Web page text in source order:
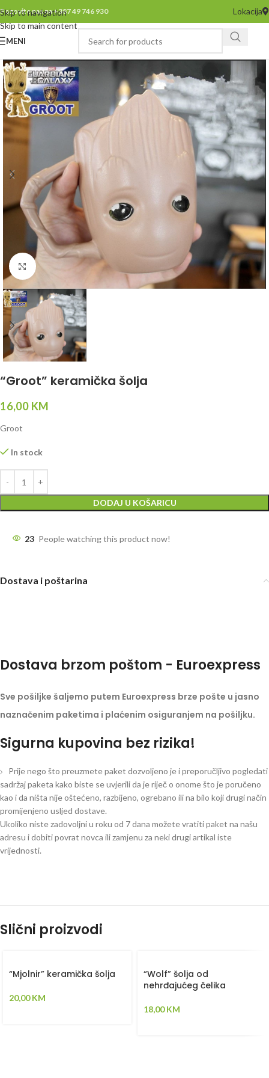
Skip to navigation
Skip to main content
Pozovite nas na +387 49 746 930 Lokacija
MENI
Click to enlarge
“Groot” keramička šolja
16,00 KM
Groot
In stock
DODAJ U KOŠARICU
23 People watching this product now!
Dostava i poštarina
Dostava brzom poštom - Euroexpress
Sve pošiljke šaljemo putem Euroexpress brze pošte u jasno
naznačenim paketima i plaćenim osiguranjem na pošiljku.
Sigurna kupovina bez rizika!
Prije nego što preuzmete paket dozvoljeno je i preporučljivo pogledati
sadržaj paketa kako biste se uvjerili da je riječ o onome što je poručeno
kao i da ništa nije oštećeno, razbijeno, ogrebano ili na bilo koji drugi način
promijenjeno usljed dostave.
Ukoliko niste zadovoljni u roku od 7 dana možete vratiti paket na našu
adresu i dobiti povrat novca ili zamjenu za neki drugi artikal iste
vrijednosti.
Slični proizvodi
“Mjolnir” keramička šolja
20,00KM
“Wolf” šolja od
nehrđajućeg čelika
18,00KM